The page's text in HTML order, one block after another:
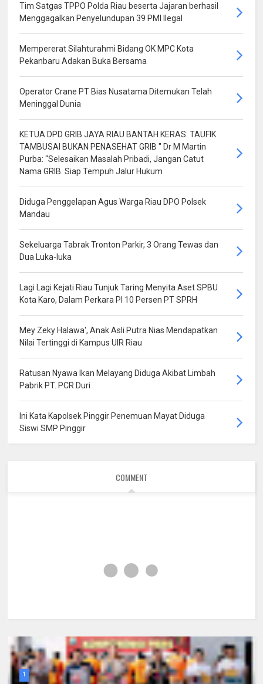
Tim Satgas TPPO Polda Riau beserta Jajaran berhasil
Menggagalkan Penyelundupan 39 PMI Ilegal
Mempererat Silahturahmi Bidang OK MPC Kota
Pekanbaru Adakan Buka Bersama
Operator Crane PT Bias Nusatama Ditemukan Telah
Meninggal Dunia
KETUA DPD GRIB JAYA RIAU BANTAH KERAS: TAUFIK
TAMBUSAI BUKAN PENASEHAT GRIB " Dr M Martin
Purba: “Selesaikan Masalah Pribadi, Jangan Catut
Nama GRIB. Siap Tempuh Jalur Hukum
Diduga Penggelapan Agus Warga Riau DPO Polsek
Mandau
Sekeluarga Tabrak Tronton Parkir, 3 Orang Tewas dan
Dua Luka-luka
Lagi Lagi Kejati Riau Tunjuk Taring Menyita Aset SPBU
Kota Karo, Dalam Perkara PI 10 Persen PT SPRH
Mey Zeky Halawa', Anak Asli Putra Nias Mendapatkan
Nilai Tertinggi di Kampus UIR Riau
Ratusan Nyawa Ikan Melayang Diduga Akibat Limbah
Pabrik PT. PCR Duri
Ini Kata Kapolsek Pinggir Penemuan Mayat Diduga
Siswi SMP Pinggir
COMMENT
1